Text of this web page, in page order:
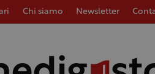
Chi siamo Newsletter